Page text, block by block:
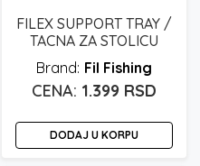
FILEX SUPPORT TRAY /
TACNA ZA STOLICU
Fil Fishing
1.399 RSD
DODAJ U KORPU